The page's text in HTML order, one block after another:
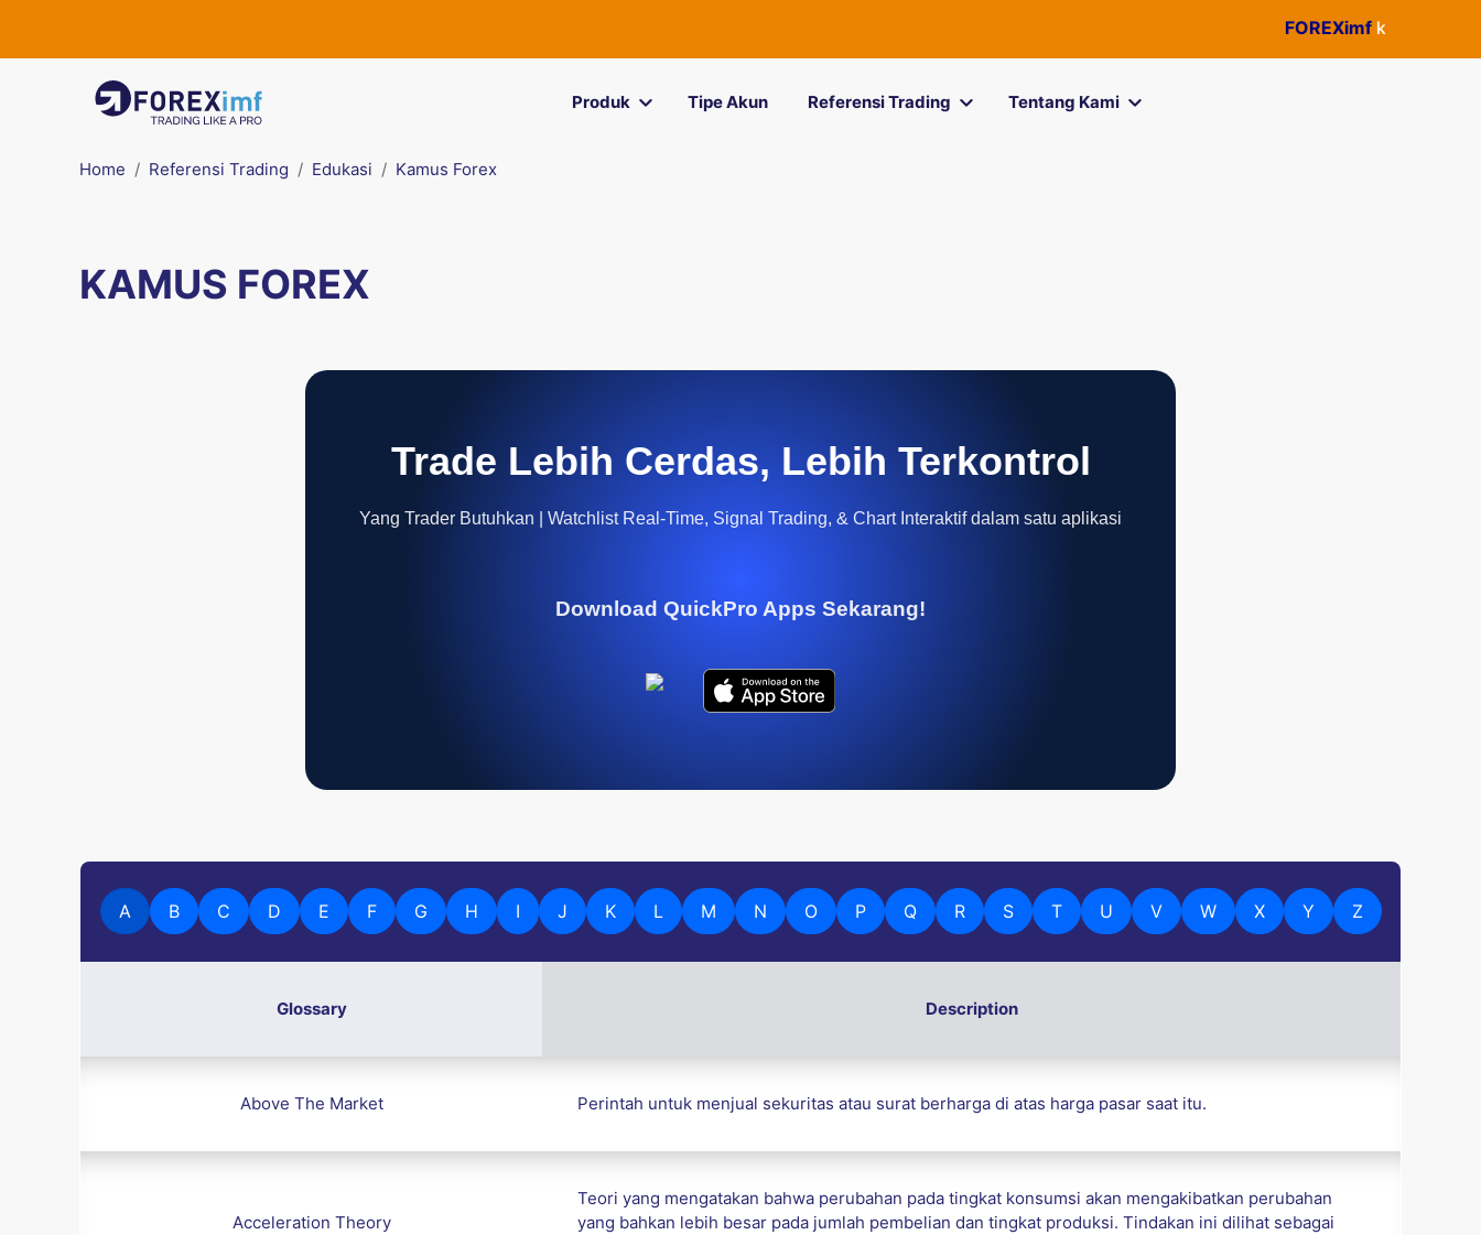
FOREXimfkini menjadi
Produk Tipe Akun Referensi Trading Tentang Kami
Home Referensi Trading Edukasi Kamus Forex
KAMUS FOREX
Trade Lebih Cerdas, Lebih Terkontrol
Yang Trader Butuhkan | Watchlist Real-Time, Signal Trading, & Chart Interaktif dalam satu aplikasi
Download QuickPro Apps Sekarang!
A B C D E F G H I J K L M N O P Q R S T U V W X Y Z
Glossary Description
Above The Market Perintah untuk menjual sekuritas atau surat berharga di atas harga pasar saat itu.
Acceleration Theory
Teori yang mengatakan bahwa perubahan pada tingkat konsumsi akan mengakibatkan perubahan
yang bahkan lebih besar pada jumlah pembelian dan tingkat produksi. Tindakan ini dilihat sebagai